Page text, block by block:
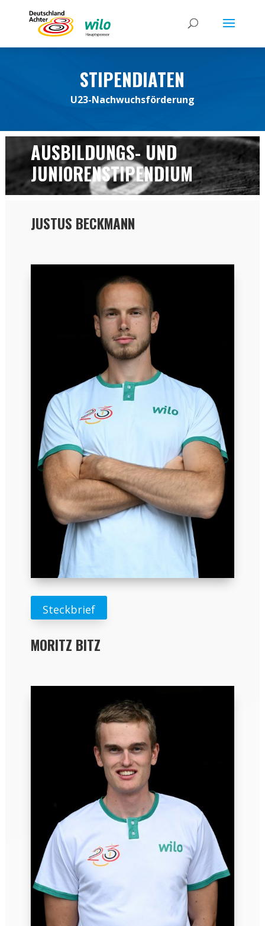
STIPENDIATEN
U23-Nachwuchsförderung
AUSBILDUNGS- UND
JUNIORENSTIPENDIUM
JUSTUS BECKMANN
Steckbrief
MORITZ BITZ